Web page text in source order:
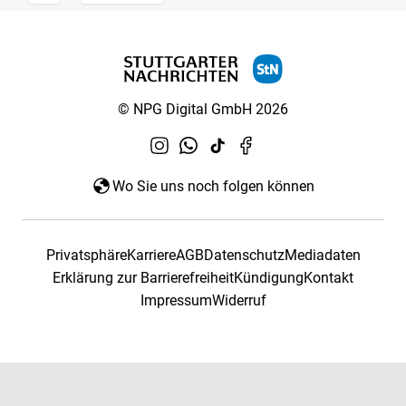
© NPG Digital GmbH 2026
Wo Sie uns noch folgen können
PrivatsphäreKarriereAGBDatenschutzMediadaten
Erklärung zur BarrierefreiheitKündigungKontakt
ImpressumWiderruf